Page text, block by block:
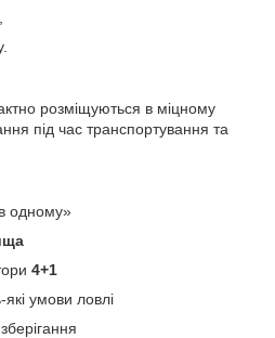
розміщуються в міцному
під час транспортування та
одному»
4+1
умови ловлі